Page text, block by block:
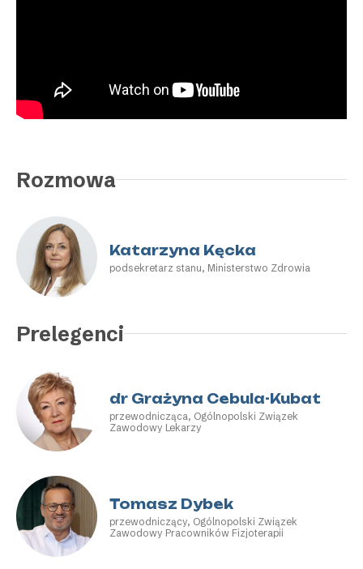
Rozmowa
Katarzyna Kęcka
podsekretarz stanu, Ministerstwo Zdrowia
Prelegenci
dr Grażyna Cebula-Kubat
przewodnicząca, Ogólnopolski Związek
Zawodowy Lekarzy
Tomasz Dybek
przewodniczący, Ogólnopolski Związek
Zawodowy Pracowników Fizjoterapii